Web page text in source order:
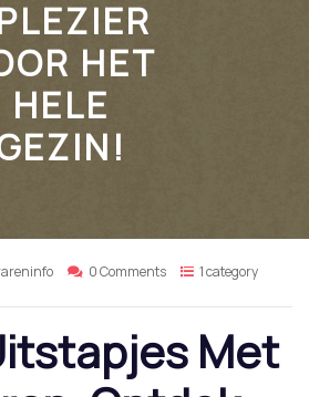
HET
HELE
0 Comments 1 category
Met